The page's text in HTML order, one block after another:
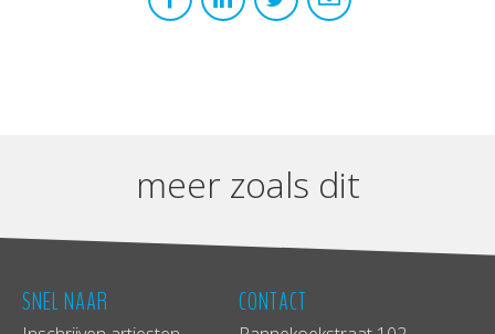
meer zoals dit
SNEL NAAR CONTACT